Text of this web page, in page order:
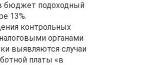
бюджет подоходный
13%.
контрольных
органами
выявляются случаи
платы «в